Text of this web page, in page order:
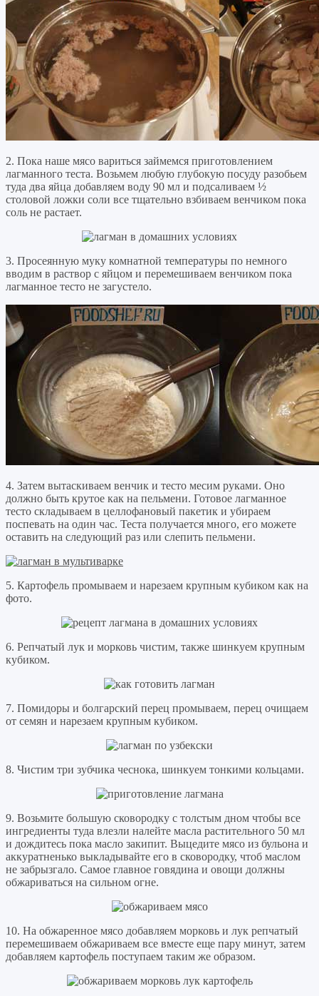
2. Пока наше мясо вариться займемся приготовлением
лагманного теста. Возьмем любую глубокую посуду разобьем
туда два яйца добавляем воду 90 мл и подсаливаем ½
столовой ложки соли все тщательно взбиваем венчиком пока
соль не растает.
3. Просеянную муку комнатной температуры по немного
вводим в раствор с яйцом и перемешиваем венчиком пока
лагманное тесто не загустело.
4. Затем вытаскиваем венчик и тесто месим руками. Оно
должно быть крутое как на пельмени. Готовое лагманное
тесто складываем в целлофановый пакетик и убираем
поспевать на один час. Теста получается много, его можете
оставить на следующий раз или слепить пельмени.
5. Картофель промываем и нарезаем крупным кубиком как на
фото.
6. Репчатый лук и морковь чистим, также шинкуем крупным
кубиком.
7. Помидоры и болгарский перец промываем, перец очищаем
от семян и нарезаем крупным кубиком.
8. Чистим три зубчика чеснока, шинкуем тонкими кольцами.
9. Возьмите большую сковородку с толстым дном чтобы все
ингредиенты туда влезли налейте масла растительного 50 мл
и дождитесь пока масло закипит. Выцедите мясо из бульона и
аккуратненько выкладывайте его в сковородку, чтоб маслом
не забрызгало. Самое главное говядина и овощи должны
обжариваться на сильном огне.
10. На обжаренное мясо добавляем морковь и лук репчатый
перемешиваем обжариваем все вместе еще пару минут, затем
добавляем картофель поступаем таким же образом.